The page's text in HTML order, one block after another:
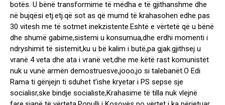
botës. U bënë transformime të mëdha e të gjithanshme dhe
në bujqësi etj.etj.që sot as që mumd të krahasohen edhe pas
30 vitesh me të sotmet inekzistente.Eshtë e vërtetë që u bënë
dhe shumë gabime,sistemi u konsumua,dhe erdhi momenti i
ndryshimit të sistemit,ku u bë kalim i butë,pa gjak.gjithsej u
vranë 4 veta dhe ata i vranë vet,dhe me këtë rast komunistët
nuk u vunë armën demostruesve,jooo,jo si talebanët.O Edi
Rama ti gënjejn ti sduhet t’ishe kryetar i PS sepse sje
socialisr,ske bindje socialiste,Krahasime të tilla nuk vlejnë